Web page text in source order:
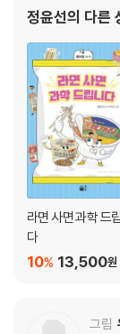
챗GPT에게서 원하
챗GPT가 나쁜 일
챗GPT는 앞으로
우리는 챗GPT와
정윤선의 다른
라면 사면 과학 드
다
13,500원
10%
그림